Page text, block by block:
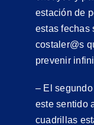
estación de
estas fechas
costaler@s
prevenir
– El
este sentido
cuadrillas